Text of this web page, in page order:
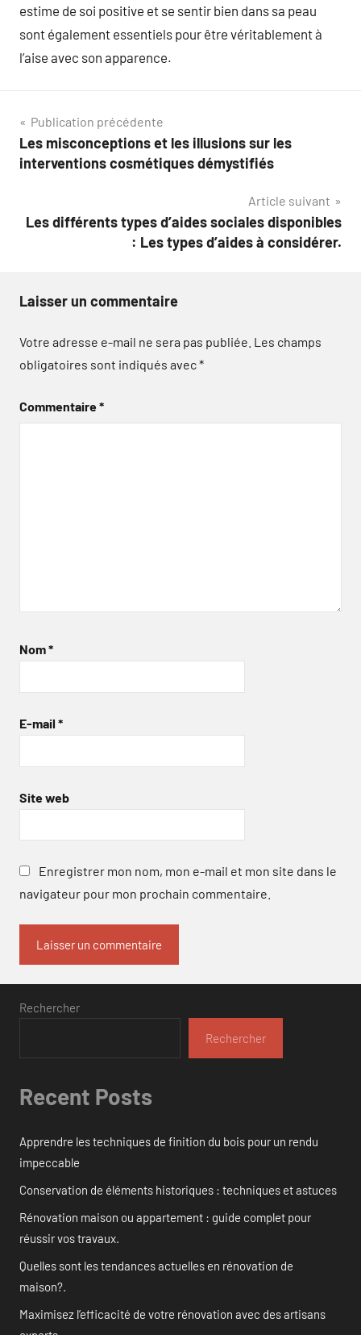
estime de soi positive et se sentir bien dans sa peau
sont également essentiels pour être véritablement à
l’aise avec son apparence.
Navigation
de
Publication précédente
Les misconceptions et les illusions sur les
interventions cosmétiques démystifiés
Article suivant
Les différents types d’aides sociales disponibles
: Les types d’aides à considérer.
Laisser un commentaire
Votre adresse e-mail ne sera pas publiée. Les champs
obligatoires sont indiqués avec*
Commentaire*
Nom*
E-mail *
Site web
Enregistrer mon nom, mon e-mail et mon site dans le
navigateur pour mon prochain commentaire.
Rechercher
Rechercher
Recent Posts
Apprendre les techniques de finition du bois pour un rendu
impeccable
Conservation de éléments historiques : techniques et astuces
Rénovation maison ou appartement : guide complet pour
réussir vos travaux.
Quelles sont les tendances actuelles en rénovation de
maison?.
Maximisez l’efficacité de votre rénovation avec des artisans